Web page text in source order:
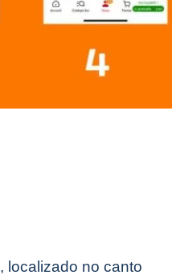
, localizado no canto